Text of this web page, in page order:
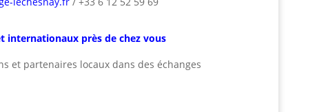
internationaux près de chez vous
et partenaires locaux dans des échanges